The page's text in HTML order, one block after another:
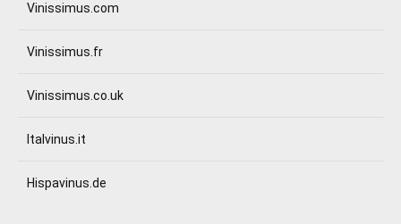
Vinissimus.com
Vinissimus.fr
Vinissimus.co.uk
Italvinus.it
Hispavinus.de